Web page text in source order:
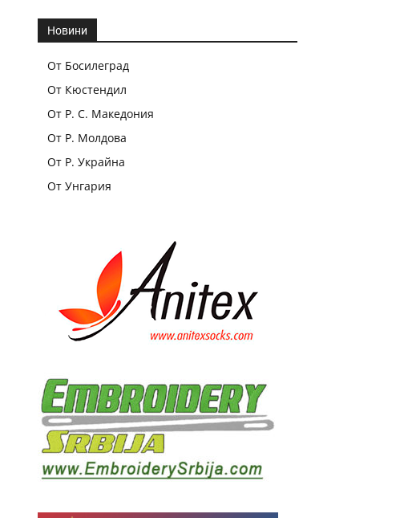
Новини
От Босилеград
От Кюстендил
От Р. С. Македония
От Р. Молдова
От Р. Украйна
От Унгария